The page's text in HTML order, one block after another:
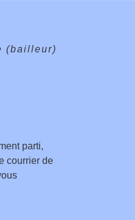
(bailleur)
parti,
courrier de